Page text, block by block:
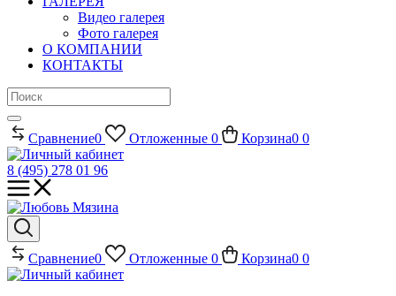
Видео галерея
Фото галерея
О КОМПАНИИ
КОНТАКТЫ
Сравнение0 Отложенные 0 Корзина0 0
8 (495) 278 01 96
Сравнение0 Отложенные 0 Корзина0 0